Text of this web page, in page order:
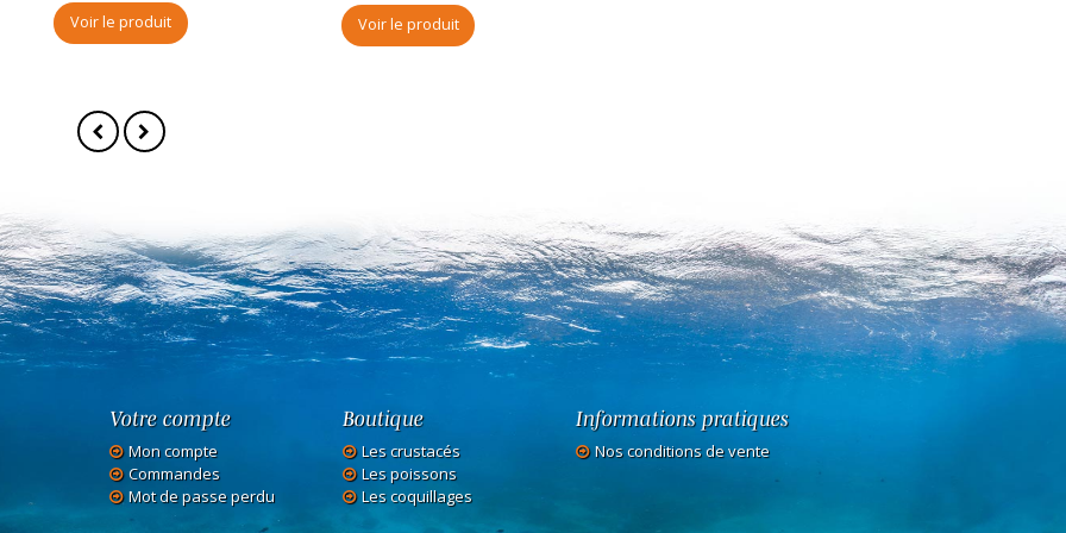
Voir le produit Voir le produit
Votre compte
Mon compte
Commandes
Mot de passe perdu
Boutique
Les crustacés
Les poissons
Les coquillages
Informations pratiques
Nos conditions de vente